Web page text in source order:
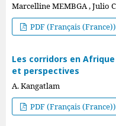
Marcelline MEMBGA , Julio
PDF (Français (France))
Les corridors en
et perspectives
A. Kangatlam
PDF (Français (France))